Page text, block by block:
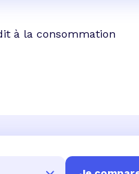
à la consommation